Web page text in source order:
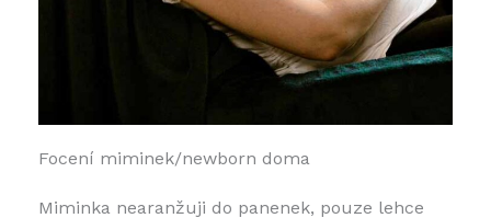
Focení miminek/newborn doma
Miminka nearanžuji do panenek, pouze lehce